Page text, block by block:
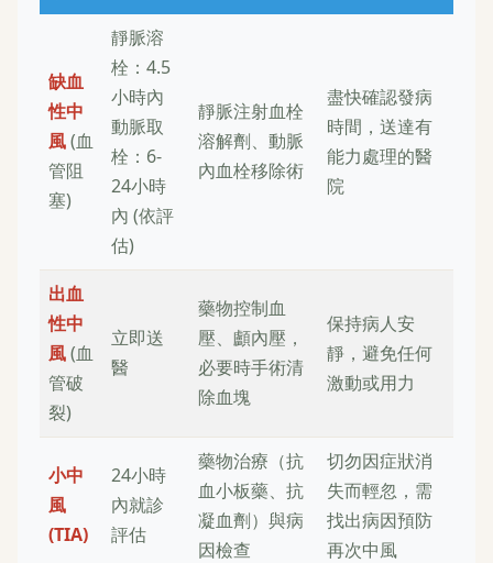
缺血
性中
風(血
管阻
塞)
靜脈溶
栓：4.5
小時內
動脈取
栓：6-
24小時
內 (依評
估)
靜脈注射血栓
溶解劑、動脈
內血栓移除術
盡快確認發病
時間，送達有
能力處理的醫
院
出血
性中
風(血
管破
裂)
立即送
醫
藥物控制血
壓、顱內壓，
必要時手術清
除血塊
保持病人安
靜，避免任何
激動或用力
小中
風
(TIA)
24小時
內就診
評估
藥物治療（抗
血小板藥、抗
凝血劑）與病
因檢查
切勿因症狀消
失而輕忽，需
找出病因預防
再次中風